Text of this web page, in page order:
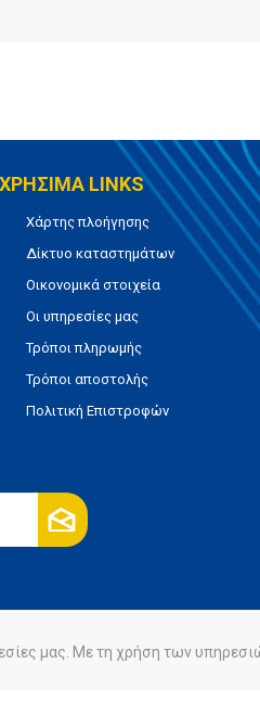
ΧΡΗΣΙΜΑ LINKS
Χάρτης πλοήγησης
Δίκτυο καταστημάτων
Οικονομικά στοιχεία
Οι υπηρεσίες μας
Τρόποι πληρωμής
Τρόποι αποστολής
Πολιτική Επιστροφών
Πολιτική Cookies
μας. Με τη χρήση των